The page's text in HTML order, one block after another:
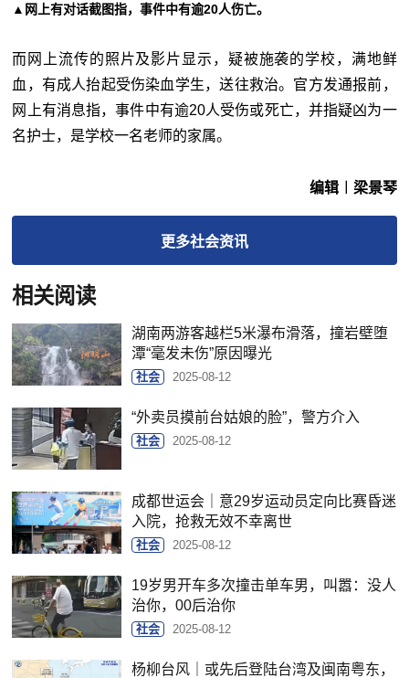
▲网上有对话截图指，事件中有逾20人伤亡。
而网上流传的照片及影片显示，疑被施袭的学校，满地鲜
血，有成人抬起受伤染血学生，送往救治。官方发通报前，
网上有消息指，事件中有逾20人受伤或死亡，并指疑凶为一
名护士，是学校一名老师的家属。
编辑︱梁景琴
更多社会资讯
相关阅读
湖南两游客越栏5米瀑布滑落，撞岩壁堕
潭“毫发未伤”原因曝光
社会 2025-08-12
“外卖员摸前台姑娘的脸”，警方介入
社会 2025-08-12
成都世运会｜意29岁运动员定向比赛昏迷
入院，抢救无效不幸离世
社会 2025-08-12
19岁男开车多次撞击单车男，叫嚣：没人
治你，00后治你
社会 2025-08-12
杨柳台风｜或先后登陆台湾及闽南粤东，